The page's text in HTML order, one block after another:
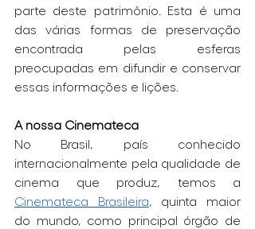
parte deste patrimônio. Esta é uma
das várias formas de preservação
encontrada pelas esferas
preocupadas em difundir e conservar
essas informações e lições.
A nossa Cinemateca
No Brasil, país conhecido
internacionalmente pela qualidade de
Cinemateca Brasileira, quinta maior
do mundo, como principal órgão de